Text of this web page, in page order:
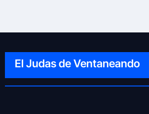
El Judas de Ventaneando